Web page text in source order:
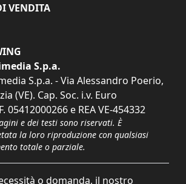
VENDITA
S.p.a.
S.p.a. - Via Alessandro Poerio,
(VE). Cap. Soc. i.v. Euro
05412000266 e REA VE-454332
e dei testi sono riservati. È
la loro riproduzione con qualsiasi
totale o parziale.
o domanda, il nostro